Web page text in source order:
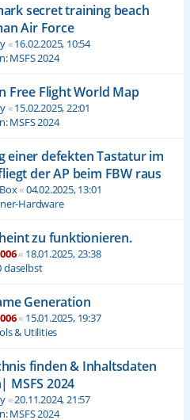
secret training beach
Air Force
«16.02.2025, 10:54
MSFS 2024
Free Flight World Map
«15.02.2025, 22:01
MSFS 2024
einer defekten Tastatur im
der AP beim FBW raus
«04.02.2025, 13:01
Hardware
zu funktionieren.
« 18.01.2025, 23:38
daselbst
Generation
« 15.01.2025, 19:37
& Utilities
finden & Inhaltsdaten
MSFS 2024
«20.11.2024, 21:57
MSFS 2024